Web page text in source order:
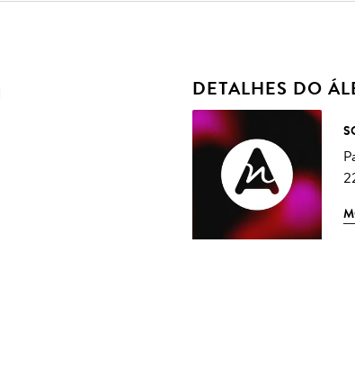
DETALHES DO